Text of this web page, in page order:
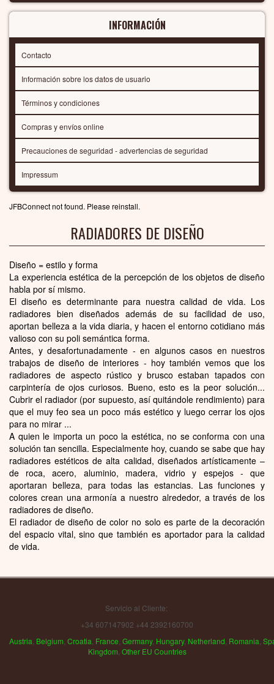
INFORMACIÓN
Contacto
Información sobre los datos de usuario
Términos y condiciones
Compras y envíos online
Precauciones de seguridad - advertencias de seguridad
Impressum
JFBConnect not found. Please reinstall.
RADIADORES DE DISEÑO
Diseño = estilo y forma
La experiencia estética de la percepción de los objetos de diseño
habla por sí mismo.
El diseño es determinante para nuestra calidad de vida. Los
radiadores bien diseñados además de su facilidad de uso,
aportan belleza a la vida diaria, y hacen el entorno cotidiano más
valioso con su poli semántica forma.
Antes, y desafortunadamente - en algunos casos en nuestros
trabajos de diseño de interiores - hoy también vemos que los
radiadores de aspecto rústico y brusco estaban tapados con
carpintería de ojos curiosos. Bueno, esto es la peor solución...
Cubrir el radiador (por supuesto, así quitándole rendimiento) para
que el muy feo sea un poco más estético y luego cerrar los ojos
para no mirar ...
A quien le importa un poco la estética, no se conforma con una
solución tan sencilla. Especialmente hoy, cuando se sabe que hay
radiadores estéticos de alta calidad, diseñados artísticamente –
de roca, acero, aluminio, madera, vidrio y espejos - que
aportaran belleza, para todas las estancias. Las funciones y
colores crean una armonía a nuestro alrededor, a través de los
radiadores de diseño.
El radiador de diseño de color no solo es parte de la decoración
del espacio vital, sino que también es aportador para la calidad
de vida.
Servicio al Cliente:
+34 607147902 +44 2392160700
Austria Belgium Croatia France Germany, Hungary, Netherland Romania
Kingdom Other EU Countries